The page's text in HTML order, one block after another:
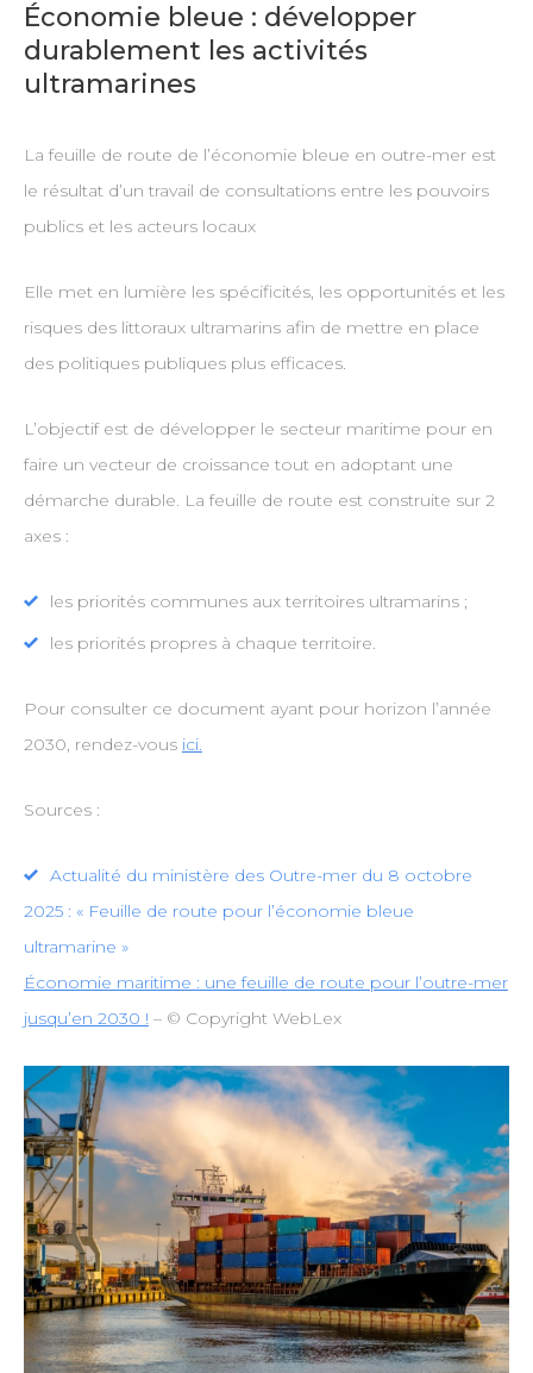
Économie bleue : développer
durablement les activités
ultramarines
La feuille de route de l’économie bleue en outre-mer est
le résultat d’un travail de consultations entre les pouvoirs
publics et les acteurs locaux
Elle met en lumière les spécificités, les opportunités et les
risques des littoraux ultramarins afin de mettre en place
des politiques publiques plus efficaces.
L’objectif est de développer le secteur maritime pour en
faire un vecteur de croissance tout en adoptant une
démarche durable. La feuille de route est construite sur 2
axes :
les priorités communes aux territoires ultramarins ;
les priorités propres à chaque territoire.
Pour consulter ce document ayant pour horizon l’année
2030, rendez-vous ici.
Sources :
Actualité du ministère des Outre-mer du 8 octobre
2025 : « Feuille de route pour l’économie bleue
ultramarine »
Économie maritime : une feuille de route pour l’outre-mer
jusqu’en 2030 !– © Copyright WebLex